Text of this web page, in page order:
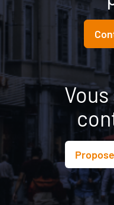
aux conditions
ambition politique